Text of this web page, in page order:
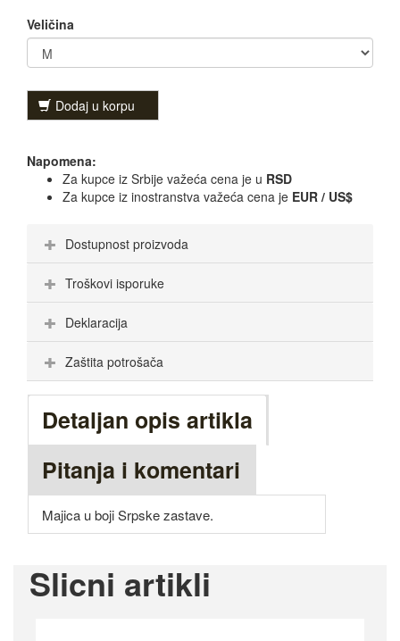
Veličina
Dodaj u korpu
Napomena:
Za kupce iz Srbije važeća cena je u RSD
Za kupce iz inostranstva važeća cena je EUR / US$
Dostupnost proizvoda
Troškovi isporuke
Deklaracija
Zaštita potrošača
Detaljan opis artikla
Pitanja i komentari
Majica u boji Srpske zastave.
Slicni artikli